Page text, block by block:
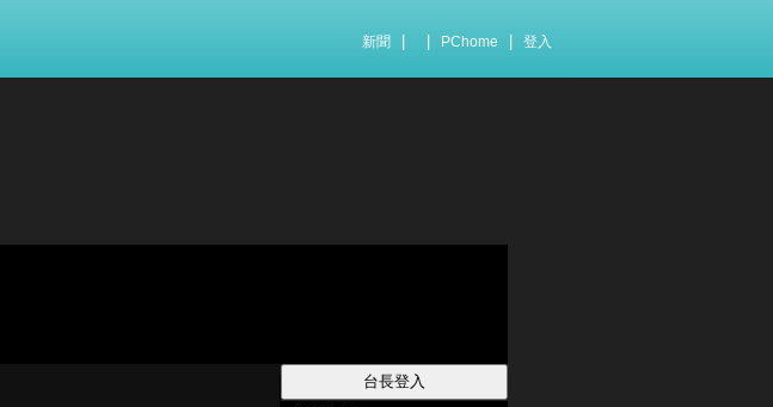
新聞 PChome 登入